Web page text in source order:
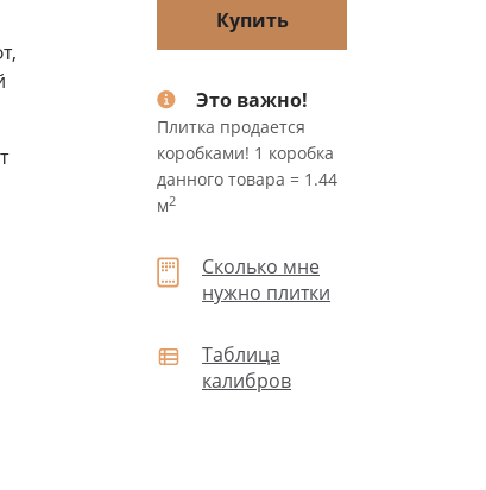
Купить
Это важно!
Плитка продается
коробками! 1 коробка
данного товара = 1.44
м2
Сколько мне
нужно плитки
Таблица
калибров